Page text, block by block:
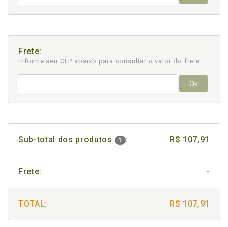
Frete:
Informe seu CEP abaixo para consultar o valor do frete.
Ok
Sub-total dos produtos 1 : R$ 107,91
Frete: -
TOTAL: R$ 107,91